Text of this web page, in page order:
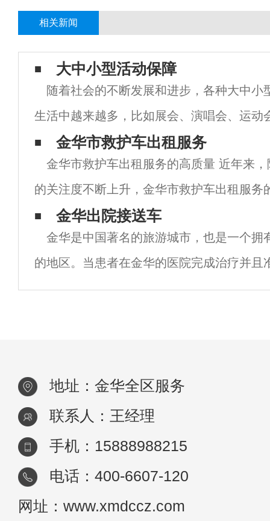
相关新闻
大中小型活动保障
随着社会的不断发展和进步，各种大中小
生活中越来越多，比如展会、演唱会、运动
年会等等，这些活动对于现代社会的发展和
着重要的作用。但是，这些活动的顺利进行
金华市救护车出租服务
金华市救护车出租服务的高质量 近年来
的关注度不断上升，金华市救护车出租服务
大。作为一个国际大都市，金华市拥有许多
出租服务，为市民提供了安全、快速的医疗
金华出院接送车
金华是中国著名的旅游城市，也是一个拥
的地区。当患者在金华的医院完成治疗并且
院接送车成为了一个非常重要的问题。 金
地址：金华全区服务
联系人：王经理
手机：15888988215
电话：400-6607-120
网址：www.xmdccz.com